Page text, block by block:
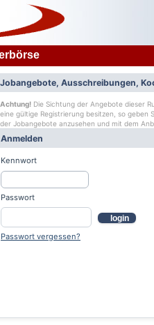
Jobangebote, Ausschreibungen,
Achtung! Die Sichtung der Angebote dieser
eine gültige Registrierung besitzen, so geben
der Jobangebote anzusehen und mit dem
Anmelden
Kennwort
Passwort
login
Passwort vergessen?